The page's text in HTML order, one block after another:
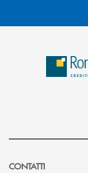
CONTATTI